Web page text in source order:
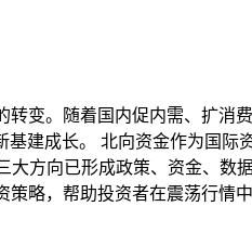
变。随着国内促内需、扩
建成长。 北向资金作为国际
方向已形成政策、资金、数
略，帮助投资者在震荡行情